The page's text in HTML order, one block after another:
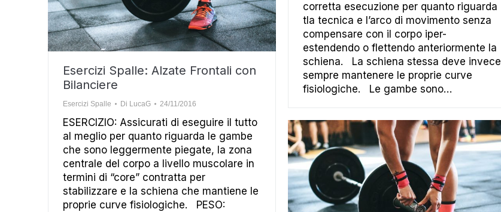
corretta esecuzione per quanto riguarda
tla tecnica e l’arco di movimento senza
compensare con il corpo iper-
estendendo o flettendo anteriormente la
schiena. La schiena stessa deve invece
sempre mantenere le proprie curve
fisiologiche. Le gambe sono…
Esercizi Spalle: Alzate Frontali con
Bilanciere
Esercizi Spalle Di LucaG 24/11/2016
ESERCIZIO: Assicurati di eseguire il tutto
al meglio per quanto riguarda le gambe
che sono leggermente piegate, la zona
centrale del corpo a livello muscolare in
termini di “core” contratta per
stabilizzare e la schiena che mantiene le
proprie curve fisiologiche. PESO: